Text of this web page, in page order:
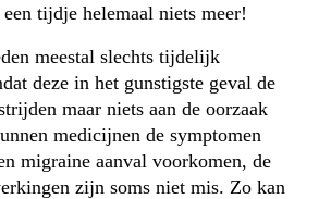
tijdje helemaal niets meer!
meestal slechts tijdelijk
deze in het gunstigste geval de
maar niets aan de oorzaak
medicijnen de symptomen
migraine aanval voorkomen, de
zijn soms niet mis. Zo kan